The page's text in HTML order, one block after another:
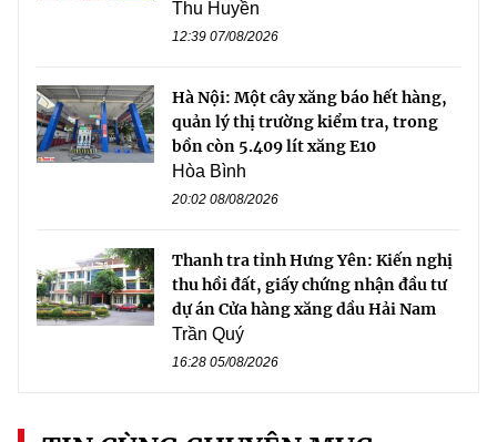
Thu Huyền
12:39 07/08/2026
Hà Nội: Một cây xăng báo hết hàng,
quản lý thị trường kiểm tra, trong
bồn còn 5.409 lít xăng E10
Hòa Bình
20:02 08/08/2026
Thanh tra tỉnh Hưng Yên: Kiến nghị
thu hồi đất, giấy chứng nhận đầu tư
dự án Cửa hàng xăng dầu Hải Nam
Trần Quý
16:28 05/08/2026